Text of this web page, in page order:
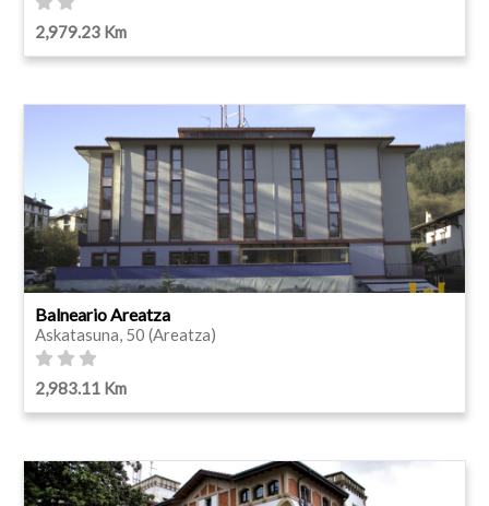
2,979.23 Km
Balneario Areatza
Askatasuna, 50 (Areatza)
2,983.11 Km